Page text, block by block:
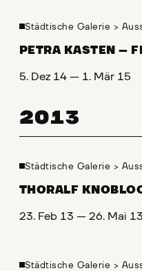
Städtische Galerie >
PETRA KASTEN –
5. Dez 14 — 1. Mär 15
2013
Städtische Galerie >
THORALF
23. Feb 13 — 26. Mai 13
Städtische Galerie >